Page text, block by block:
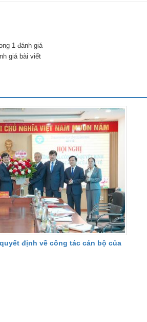
1 đánh giá
giá bài viết
định về công tác cán bộ của